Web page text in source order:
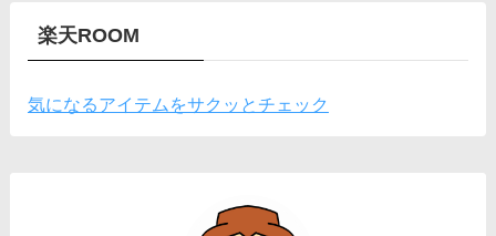
楽天ROOM
気になるアイテムをサクッとチェック